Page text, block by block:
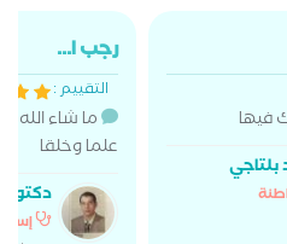
فيها
رجب ا...
التقييم :
ما شاء الله
علما وخلقا
دكتور